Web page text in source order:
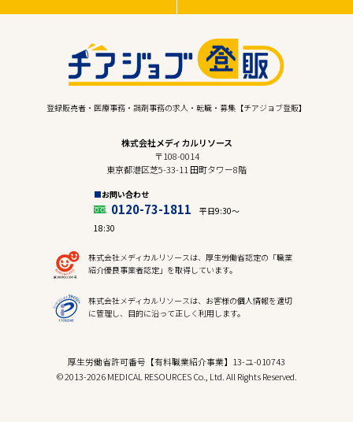
登録販売者・医療事務・調剤事務の求人・転職・募集【チアジョブ登販】
株式会社メディカルリソース
〒108-0014
東京都港区芝5-33-11 田町タワー8階
お問い合わせ
0120-73-1811
平日9:30〜
18:30
株式会社メディカルリソースは、厚生労働省認定の「職業
紹介優良事業者認定」を取得しています。
株式会社メディカルリソースは、お客様の個人情報を適切
に管理し、目的に沿って正しく利用します。
厚生労働省許可番号【有料職業紹介事業】13-ユ-010743
© 2013-2026 MEDICAL RESOURCES Co., Ltd. All Rights Reserved.